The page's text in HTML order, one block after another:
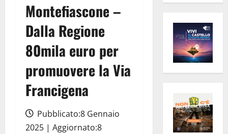
Montefiascone –
Dalla Regione
80mila euro per
promuovere la Via
Francigena
Pubblicato:8 Gennaio
2025 | Aggiornato:8